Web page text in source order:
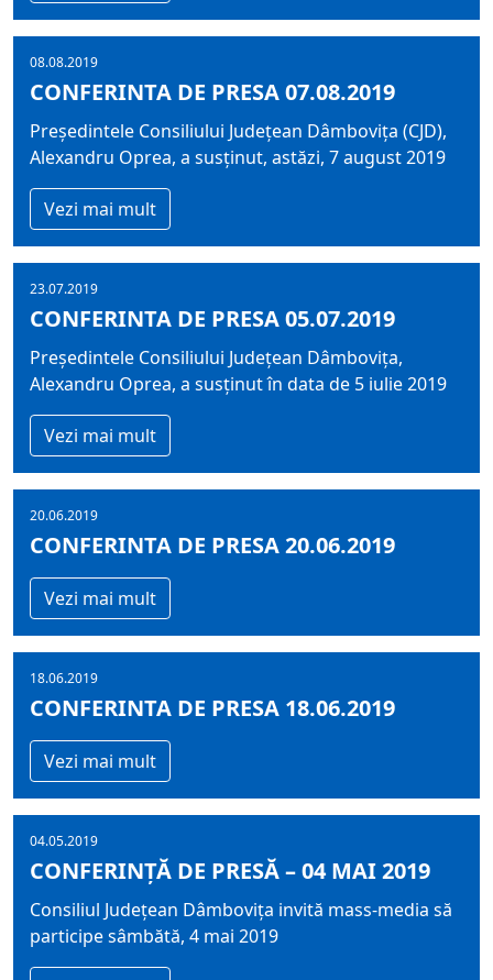
08.08.2019
CONFERINTA DE PRESA 07.08.2019
Președintele Consiliului Județean Dâmbovița (CJD),
Alexandru Oprea, a susținut, astăzi, 7 august 2019
Vezi mai mult
23.07.2019
CONFERINTA DE PRESA 05.07.2019
Președintele Consiliului Județean Dâmbovița,
Alexandru Oprea, a susținut în data de 5 iulie 2019
Vezi mai mult
20.06.2019
CONFERINTA DE PRESA 20.06.2019
Vezi mai mult
18.06.2019
CONFERINTA DE PRESA 18.06.2019
Vezi mai mult
04.05.2019
CONFERINȚĂ DE PRESĂ – 04 MAI 2019
Consiliul Județean Dâmbovița invită mass-media să
participe sâmbătă, 4 mai 2019